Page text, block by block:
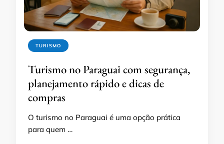
TURISMO
Turismo no Paraguai com segurança,
planejamento rápido e dicas de
compras
O turismo no Paraguai é uma opção prática
para quem …